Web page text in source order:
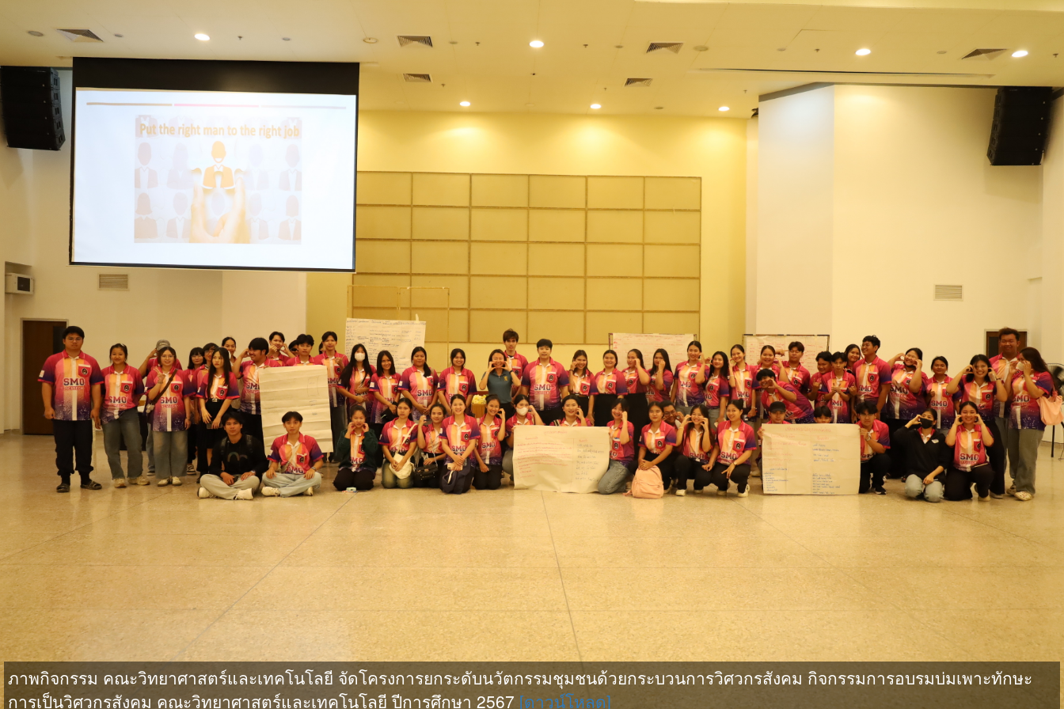
ภาพกิจกรรม คณะวิทยาศาสตร์และเทคโนโลยี จัดโครงการยกระดับนวัตกรรมชุมชนด้วยกระบวนการวิศวกรสังคม กิจกรรมการอบรมบ่มเพาะทักษะ
การเป็นวิศวกรสังคม คณะวิทยาศาสตร์และเทคโนโลยี ปีการศึกษา 2567 [ดาวน์โหลด]